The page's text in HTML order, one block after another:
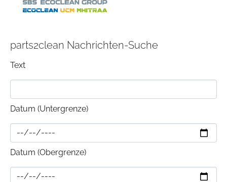
parts2clean Nachrichten-Suche
Text
Datum (Untergrenze)
Datum (Obergrenze)